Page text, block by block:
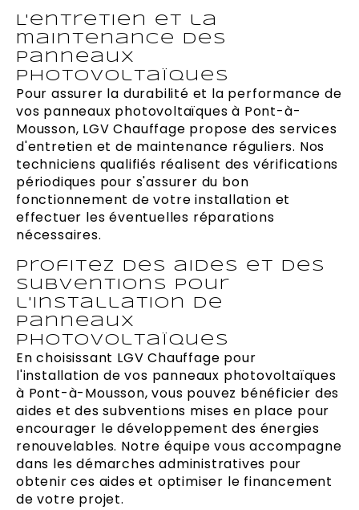
L'entretien et la
maintenance des
panneaux
photovoltaïques
Pour assurer la durabilité et la performance de
vos panneaux photovoltaïques à Pont-à-
Mousson, LGV Chauffage propose des services
d'entretien et de maintenance réguliers. Nos
techniciens qualifiés réalisent des vérifications
périodiques pour s'assurer du bon
fonctionnement de votre installation et
effectuer les éventuelles réparations
nécessaires.
Profitez des aides et des
subventions pour
l'installation de
panneaux
photovoltaïques
En choisissant LGV Chauffage pour
l'installation de vos panneaux photovoltaïques
à Pont-à-Mousson, vous pouvez bénéficier des
aides et des subventions mises en place pour
encourager le développement des énergies
renouvelables. Notre équipe vous accompagne
dans les démarches administratives pour
obtenir ces aides et optimiser le financement
de votre projet.